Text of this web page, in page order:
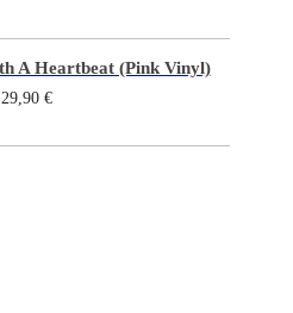
A Heartbeat (Pink Vinyl)
29,90 €